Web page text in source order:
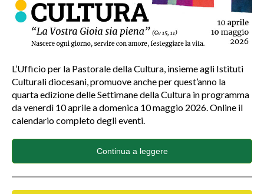
L’Ufficio per la Pastorale della Cultura, insieme agli Istituti
Culturali diocesani, promuove anche per quest’anno la
quarta edizione delle Settimane della Cultura in programma
da venerdì 10 aprile a domenica 10 maggio 2026. Online il
calendario completo degli eventi.
Continua a leggere